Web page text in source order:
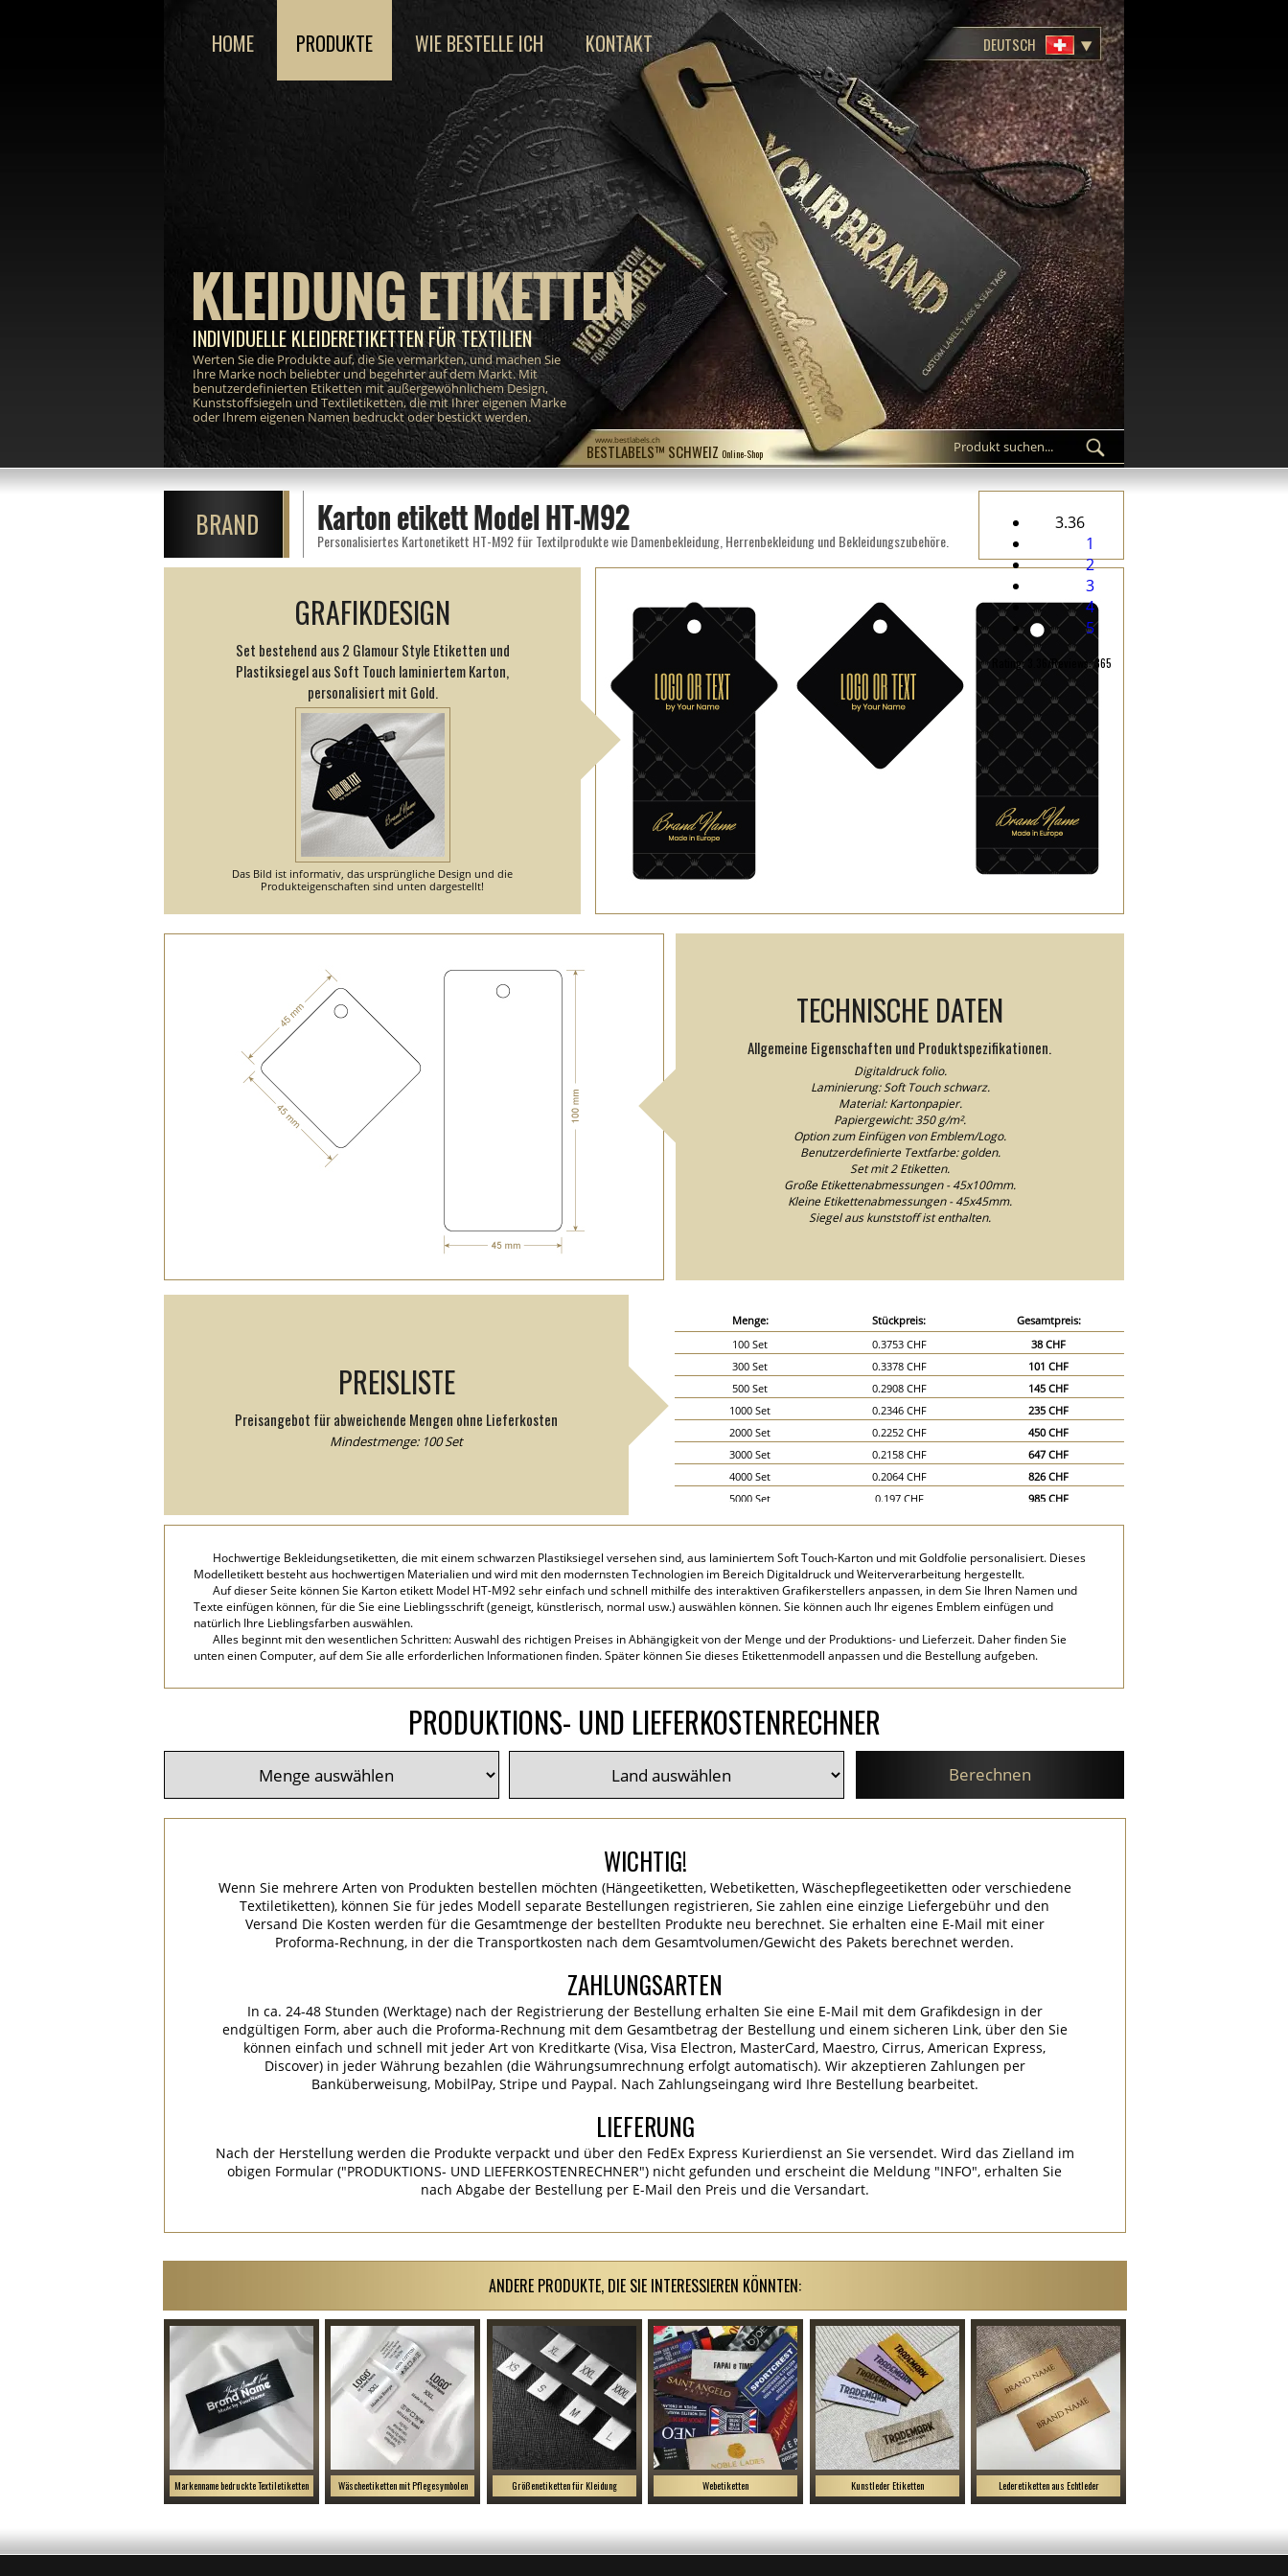
BESTLABELS™ SCHWEIZ Online-Shop
www.bestlabels.ch
KLEIDUNG ETIKETTEN
INDIVIDUELLE KLEIDERETIKETTEN FÜR TEXTILIEN
Werten Sie die Produkte auf, die Sie vermarkten, und machen Sie
Ihre Marke noch beliebter und begehrter auf dem Markt. Mit
benutzerdefinierten Etiketten mit außergewöhnlichem Design,
Kunststoffsiegeln und Textiletiketten, die mit Ihrer eigenen Marke
oder Ihrem eigenen Namen bedruckt oder bestickt werden.
HOME PRODUKTE WIE BESTELLE ICH KONTAKT DEUTSCH
BRAND Karton etikett Model HT-M92
Personalisiertes Kartonetikett HT-M92 für Textilprodukte wie Damenbekleidung, Herrenbekleidung und Bekleidungszubehöre.
3.36
1
2
3
4
5
Rating: 3.36/Reviews: 365
GRAFIKDESIGN
Set bestehend aus 2 Glamour Style Etiketten und
Plastiksiegel aus Soft Touch laminiertem Karton,
personalisiert mit Gold.
Das Bild ist informativ, das ursprüngliche Design und die
Produkteigenschaften sind unten dargestellt!
TECHNISCHE DATEN
Allgemeine Eigenschaften und Produktspezifikationen.
Digitaldruck folio.
Laminierung: Soft Touch schwarz.
Material: Kartonpapier.
Papiergewicht: 350 g/m².
Option zum Einfügen von Emblem/Logo.
Benutzerdefinierte Textfarbe: golden.
Set mit 2 Etiketten.
Große Etikettenabmessungen - 45x100mm.
Kleine Etikettenabmessungen - 45x45mm.
Siegel aus kunststoff ist enthalten.
PREISLISTE
Preisangebot für abweichende Mengen ohne Lieferkosten
Mindestmenge: 100 Set
Menge: Stückpreis:
Gesamtpreis:
100 Set
0.3753 CHF
38 CHF
300 Set
0.3378 CHF
101 CHF
500 Set
0.2908 CHF
145 CHF
1000 Set
0.2346 CHF
235 CHF
2000 Set
0.2252 CHF
450 CHF
3000 Set
0.2158 CHF
647 CHF
4000 Set
0.2064 CHF
826 CHF
5000 Set
0.197 CHF
985 CHF
8000 Set
0.1689 CHF
1’351 CHF
9000 Set
0.1595 CHF
1’435 CHF
10000 Set
0.1501 CHF
1’501 CHF
20000 Set
0.1313 CHF 2’627 CHF
Hochwertige Bekleidungsetiketten, die mit einem schwarzen Plastiksiegel versehen sind, aus laminiertem Soft Touch-Karton und mit Goldfolie personalisiert. Dieses
Modelletikett besteht aus hochwertigen Materialien und wird mit den modernsten Technologien im Bereich Digitaldruck und Weiterverarbeitung hergestellt.
Auf dieser Seite können Sie Karton etikett Model HT-M92 sehr einfach und schnell mithilfe des interaktiven Grafikerstellers anpassen, in dem Sie Ihren Namen und
Texte einfügen können, für die Sie eine Lieblingsschrift (geneigt, künstlerisch, normal usw.) auswählen können. Sie können auch Ihr eigenes Emblem einfügen und
natürlich Ihre Lieblingsfarben auswählen.
Alles beginnt mit den wesentlichen Schritten: Auswahl des richtigen Preises in Abhängigkeit von der Menge und der Produktions- und Lieferzeit. Daher finden Sie
unten einen Computer, auf dem Sie alle erforderlichen Informationen finden. Später können Sie dieses Etikettenmodell anpassen und die Bestellung aufgeben.
PRODUKTIONS- UND LIEFERKOSTENRECHNER
Berechnen
WICHTIG!
Wenn Sie mehrere Arten von Produkten bestellen möchten (Hängeetiketten, Webetiketten, Wäschepflegeetiketten oder verschiedene
Textiletiketten), können Sie für jedes Modell separate Bestellungen registrieren, Sie zahlen eine einzige Liefergebühr und den
Versand Die Kosten werden für die Gesamtmenge der bestellten Produkte neu berechnet. Sie erhalten eine E-Mail mit einer
Proforma-Rechnung, in der die Transportkosten nach dem Gesamtvolumen/Gewicht des Pakets berechnet werden.
ZAHLUNGSARTEN
In ca. 24-48 Stunden (Werktage) nach der Registrierung der Bestellung erhalten Sie eine E-Mail mit dem Grafikdesign in der
endgültigen Form, aber auch die Proforma-Rechnung mit dem Gesamtbetrag der Bestellung und einem sicheren Link, über den Sie
können einfach und schnell mit jeder Art von Kreditkarte (Visa, Visa Electron, MasterCard, Maestro, Cirrus, American Express,
Discover) in jeder Währung bezahlen (die Währungsumrechnung erfolgt automatisch). Wir akzeptieren Zahlungen per
Banküberweisung, MobilPay, Stripe und Paypal. Nach Zahlungseingang wird Ihre Bestellung bearbeitet.
LIEFERUNG
Nach der Herstellung werden die Produkte verpackt und über den FedEx Express Kurierdienst an Sie versendet. Wird das Zielland im
obigen Formular ("PRODUKTIONS- UND LIEFERKOSTENRECHNER") nicht gefunden und erscheint die Meldung "INFO", erhalten Sie
nach Abgabe der Bestellung per E-Mail den Preis und die Versandart.
ANDERE PRODUKTE, DIE SIE INTERESSIEREN KÖNNTEN:
Markenname bedruckte Textiletiketten Wäscheetiketten mit Pflegesymbolen Größenetiketten für Kleidung Webetiketten Kunstleder Etiketten Lederetiketten aus Echtleder